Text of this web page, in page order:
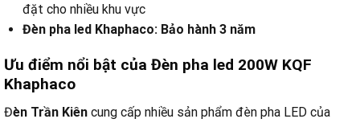
đặt cho nhiều khu vực
Đèn pha led Khaphaco: Bảo hành 3 năm
Ưu điểm nổi bật của Đèn pha led 200W KQF
Khaphaco
Đèn Trần Kiên cung cấp nhiều sản phẩm đèn pha LED của